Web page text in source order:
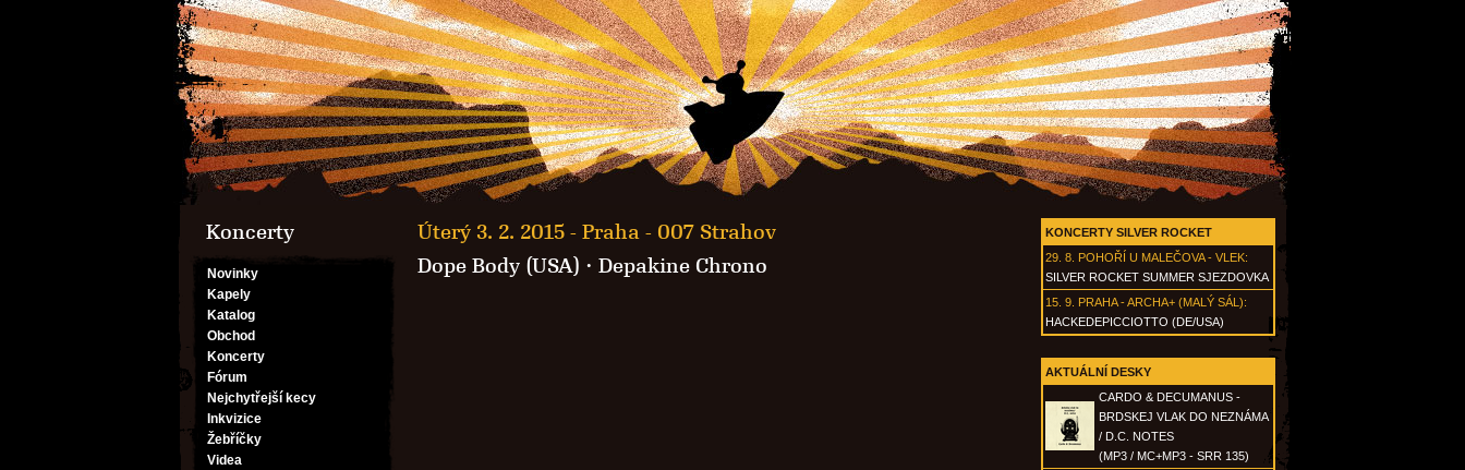
Koncerty
Novinky
Kapely
Katalog
Obchod
Koncerty
Fórum
Nejchytřejší kecy
Inkvizice
Žebříčky
Videa
KONCERTY SILVER ROCKET
29. 8. POHOŘÍ U MALEČOVA - VLEK:
SILVER ROCKET SUMMER SJEZDOVKA
15. 9. PRAHA - ARCHA+ (MALÝ SÁL):
HACKEDEPICCIOTTO (DE/USA)
AKTUÁLNÍ DESKY
CARDO & DECUMANUS -
BRDSKEJ VLAK DO NEZNÁMA
/ D.C. NOTES
(MP3 / MC+MP3 - SRR 135)
Úterý 3. 2. 2015 - Praha - 007 Strahov
Dope Body (USA) · Depakine Chrono